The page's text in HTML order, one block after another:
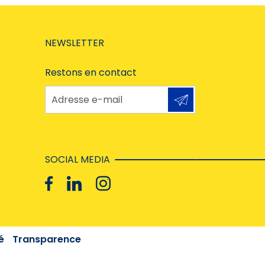
NEWSLETTER
Restons en contact
Adresse e-mail
SOCIAL MEDIA
Transparence